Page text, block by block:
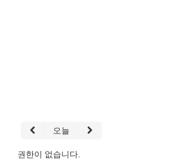
오늘
권한이 없습니다.